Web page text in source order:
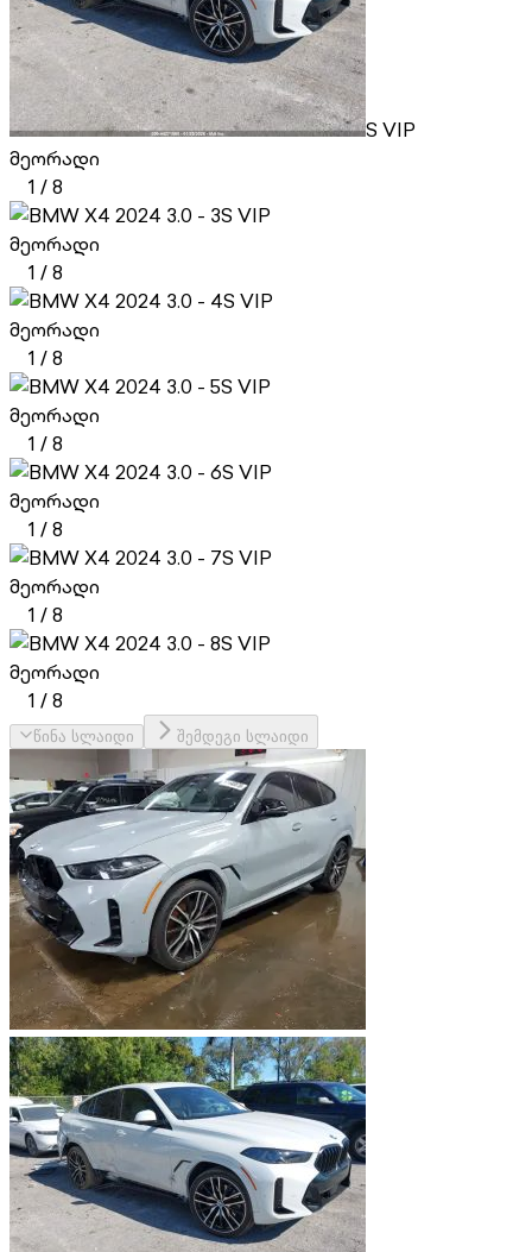
S VIP
მეორადი
1 /8
S VIP
მეორადი
1 /8
S VIP
მეორადი
1 /8
S VIP
მეორადი
1 /8
S VIP
მეორადი
1 /8
S VIP
მეორადი
1 /8
S VIP
მეორადი
1 /8
წინა სლაიდი შემდეგი სლაიდი